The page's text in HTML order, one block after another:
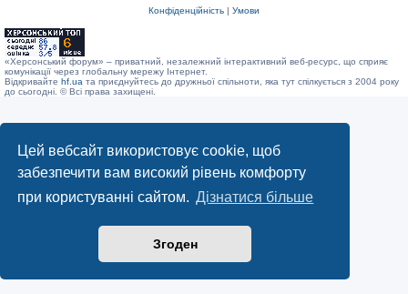
Цей вебсайт використовує cookie, щоб
забезпечити вам високий рівень комфорту
при користуванні сайтом. Дізнатися більше
Згоден
Конфіденційність | Умови
«Херсонський форум» – приватний, незалежний інтерактивний веб-ресурс, що сприяє
комунікації через глобальну мережу Інтернет.
Відкривайте hf.ua та приєднуйтесь до дружньої спільноти, яка тут спілкується з 2004 року
до сьогодні. © Всі права захищені.